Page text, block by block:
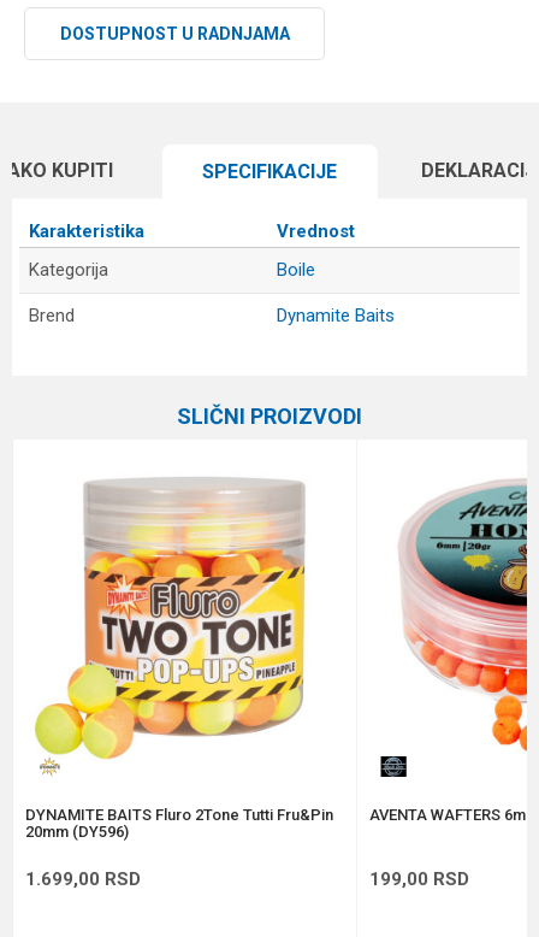
DOSTUPNOST U RADNJAMA
KUPITI SPECIFIKACIJЕ
Karakteristika
Vrednost
Kategorija
Boile
Brend Dynamite Baits
Anti-spam zaštita - izračunajte koliko je 9 - 4 :
POŠALJI
SLIČNI PROIZVODI
DYNAMITE BAITS Fluro 2Tone Tutti Fru&Pin
20mm (DY596)
1.699,00 RSD
AVENTA WAFTERS
199,00 RSD